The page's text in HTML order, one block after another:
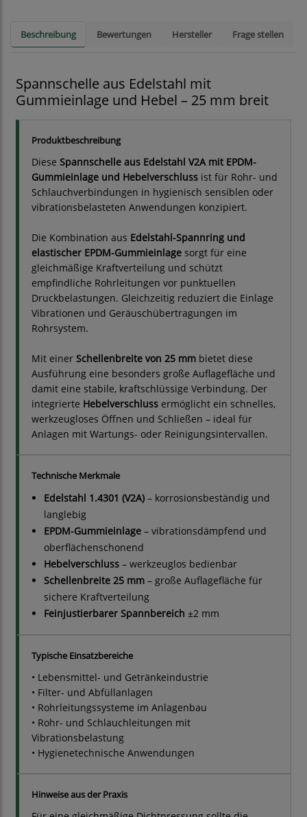
Beschreibung Bewertungen Hersteller Frage stellen
Spannschelle aus Edelstahl mit
Gummieinlage und Hebel – 25 mm breit
Produktbeschreibung
Diese Spannschelle aus Edelstahl V2A mit EPDM-
Gummieinlage und Hebelverschluss ist für Rohr- und
Schlauchverbindungen in hygienisch sensiblen oder
vibrationsbelasteten Anwendungen konzipiert.
Die Kombination aus Edelstahl-Spannring und
elastischer EPDM-Gummieinlage sorgt für eine
gleichmäßige Kraftverteilung und schützt
empfindliche Rohrleitungen vor punktuellen
Druckbelastungen. Gleichzeitig reduziert die Einlage
Vibrationen und Geräuschübertragungen im
Rohrsystem.
Mit einer Schellenbreite von 25 mm bietet diese
Ausführung eine besonders große Auflagefläche und
damit eine stabile, kraftschlüssige Verbindung. Der
integrierte Hebelverschluss ermöglicht ein schnelles,
werkzeugloses Öffnen und Schließen – ideal für
Anlagen mit Wartungs- oder Reinigungsintervallen.
Technische Merkmale
Edelstahl 1.4301 (V2A) – korrosionsbeständig und
langlebig
EPDM-Gummieinlage – vibrationsdämpfend und
oberflächenschonend
Hebelverschluss – werkzeuglos bedienbar
Schellenbreite 25 mm – große Auflagefläche für
sichere Kraftverteilung
Feinjustierbarer Spannbereich ±2 mm
Typische Einsatzbereiche
• Lebensmittel- und Getränkeindustrie
• Filter- und Abfüllanlagen
• Rohrleitungssysteme im Anlagenbau
• Rohr- und Schlauchleitungen mit
Vibrationsbelastung
• Hygienetechnische Anwendungen
Hinweise aus der Praxis